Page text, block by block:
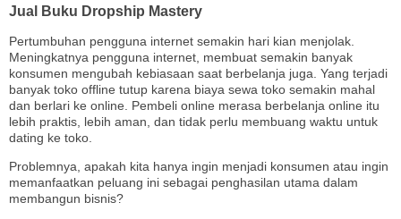
Jual Buku Dropship Mastery
Pertumbuhan pengguna internet semakin hari kian menjolak.
Meningkatnya pengguna internet, membuat semakin banyak
konsumen mengubah kebiasaan saat berbelanja juga. Yang terjadi
banyak toko offline tutup karena biaya sewa toko semakin mahal
dan berlari ke online. Pembeli online merasa berbelanja online itu
lebih praktis, lebih aman, dan tidak perlu membuang waktu untuk
dating ke toko.
Problemnya, apakah kita hanya ingin menjadi konsumen atau ingin
memanfaatkan peluang ini sebagai penghasilan utama dalam
membangun bisnis?